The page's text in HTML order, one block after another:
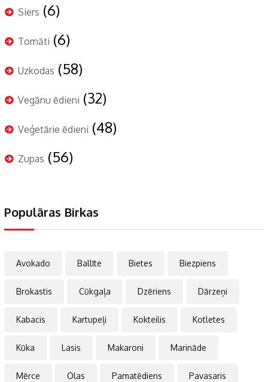
Siers (6)
Tomāti (6)
Uzkodas (58)
Vegānu ēdieni (32)
Veģetārie ēdieni (48)
Zupas (56)
Populāras Birkas
Avokado Ballīte Bietes Biezpiens
Brokastis Cūkgaļa Dzēriens Dārzeņi
Kabacis Kartupeļi Kokteilis Kotletes
Kūka Lasis Makaroni Marināde
Mērce Olas Pamatēdiens Pavasaris